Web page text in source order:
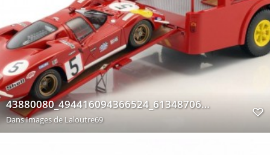
43880080_494416094366524_6134870683617853440_n
DansImages de Laloutre69